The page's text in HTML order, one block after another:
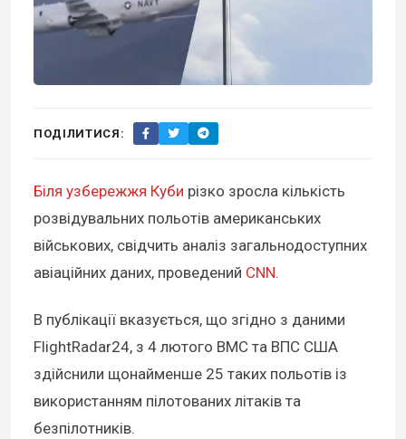
ПОДІЛИТИСЯ:
Біля узбережжя Куби різко зросла кількість
розвідувальних польотів американських
військових, свідчить аналіз загальнодоступних
авіаційних даних, проведений CNN.
В публікації вказується, що згідно з даними
FlightRadar24, з 4 лютого ВМС та ВПС США
здійснили щонайменше 25 таких польотів із
використанням пілотованих літаків та
безпілотників.